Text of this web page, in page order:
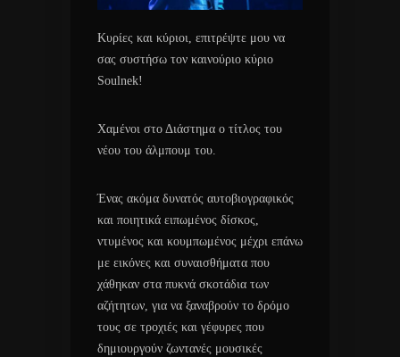
Κυρίες και κύριοι, επιτρέψτε μου να
σας συστήσω τον καινούριο κύριο
Soulnek!
Χαμένοι στο Διάστημα ο τίτλος του
νέου του άλμπουμ του.
Ένας ακόμα δυνατός αυτοβιογραφικός
και ποιητικά ειπωμένος δίσκος,
ντυμένος και κουμπωμένος μέχρι επάνω
με εικόνες και συναισθήματα που
χάθηκαν στα πυκνά σκοτάδια των
αζήτητων, για να ξαναβρούν το δρόμο
τους σε τροχιές και γέφυρες που
δημιουργούν ζωντανές μουσικές